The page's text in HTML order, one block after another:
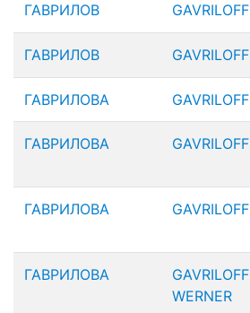
ГАВРИЛОВ GAVRILOFF
ГАВРИЛОВ GAVRILOFF
ГАВРИЛОВА GAVRILOFF
ГАВРИЛОВА GAVRILOFF
ГАВРИЛОВА GAVRILOFF
ГАВРИЛОВА
GAVRILOFF
WERNER